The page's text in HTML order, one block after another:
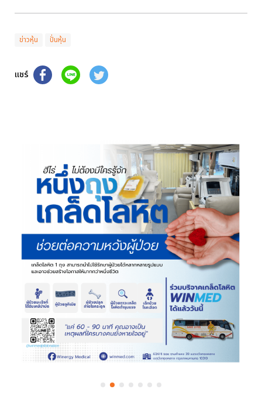
ข่าวหุ้น ปั่นหุ้น
แชร์